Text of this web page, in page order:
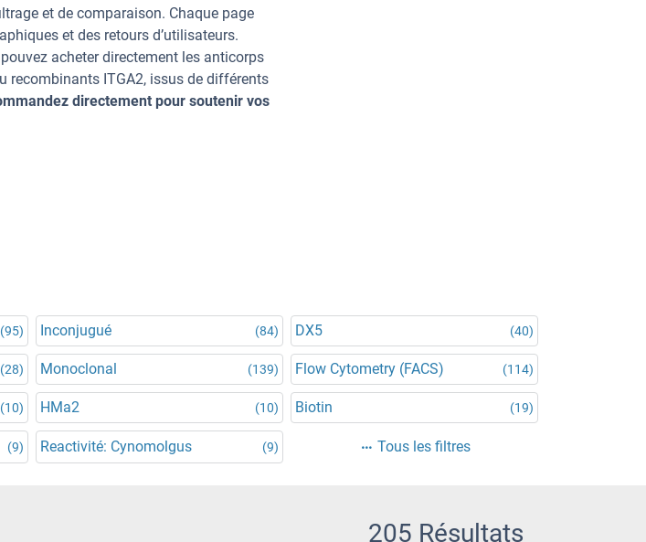
et de comparaison. Chaque page
et des retours d’utilisateurs.
acheter directement les anticorps
recombinants ITGA2, issus de différents
directement pour soutenir vos
(95) Inconjugué (84) DX5 (40)
(28) Monoclonal (139) Flow Cytometry (FACS) (114)
(10) HMa2 (10) Biotin (19)
(9) Reactivité: Cynomolgus (9) Tous les filtres
205 Résultats